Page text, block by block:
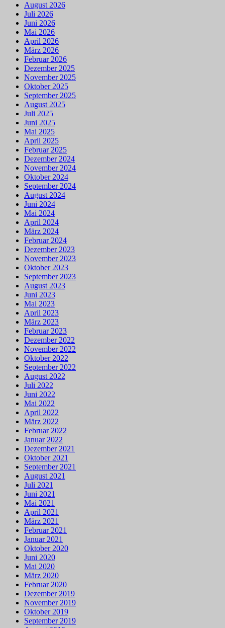
August 2026
Juli 2026
Juni 2026
Mai 2026
April 2026
März 2026
Februar 2026
Dezember 2025
November 2025
Oktober 2025
September 2025
August 2025
Juli 2025
Juni 2025
Mai 2025
April 2025
Februar 2025
Dezember 2024
November 2024
Oktober 2024
September 2024
August 2024
Juni 2024
Mai 2024
April 2024
März 2024
Februar 2024
Dezember 2023
November 2023
Oktober 2023
September 2023
August 2023
Juni 2023
Mai 2023
April 2023
März 2023
Februar 2023
Dezember 2022
November 2022
Oktober 2022
September 2022
August 2022
Juli 2022
Juni 2022
Mai 2022
April 2022
März 2022
Februar 2022
Januar 2022
Dezember 2021
Oktober 2021
September 2021
August 2021
Juli 2021
Juni 2021
Mai 2021
April 2021
März 2021
Februar 2021
Januar 2021
Oktober 2020
Juni 2020
Mai 2020
März 2020
Februar 2020
Dezember 2019
November 2019
Oktober 2019
September 2019